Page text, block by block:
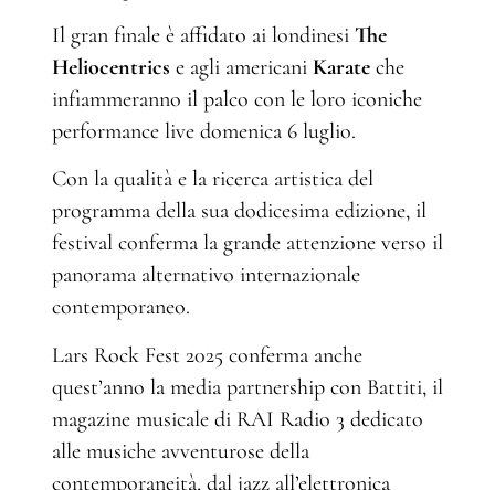
Il gran finale è affidato ai londinesi The
Heliocentrics e agli americani Karate che
infiammeranno il palco con le loro iconiche
performance live domenica 6 luglio.
Con la qualità e la ricerca artistica del
programma della sua dodicesima edizione, il
festival conferma la grande attenzione verso il
panorama alternativo internazionale
contemporaneo.
Lars Rock Fest 2025 conferma anche
quest’anno la media partnership con Battiti, il
magazine musicale di RAI Radio 3 dedicato
alle musiche avventurose della
contemporaneità, dal jazz all’elettronica